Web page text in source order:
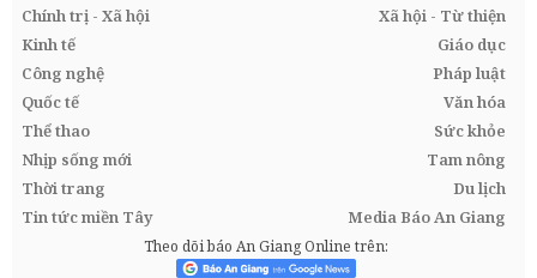
Chính trị - Xã hội
Xã hội - Từ thiện
Kinh tế
Giáo dục
Công nghệ
Pháp luật
Quốc tế
Văn hóa
Thể thao
Sức khỏe
Nhịp sống mới
Tam nông
Thời trang
Du lịch
Tin tức miền Tây
Media Báo An Giang
Theo dõi báo An Giang Online trên: